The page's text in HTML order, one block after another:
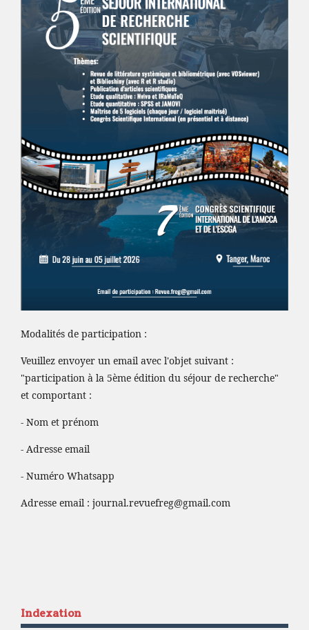
Modalités de participation :
Veuillez envoyer un email avec l'objet suivant :
"participation à la 5ème édition du séjour de recherche"
et comportant :
- Nom et prénom
- Adresse email
- Numéro Whatsapp
Adresse email : journal.revuefreg@gmail.com
Indexation